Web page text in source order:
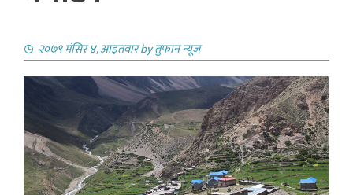
२०७९ मंसिर ४, आइतवारbyतुफान न्यूज